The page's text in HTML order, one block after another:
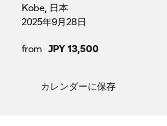
Kobe, 日本
2025年9月28日
from JPY 13,500
カレンダーに保存